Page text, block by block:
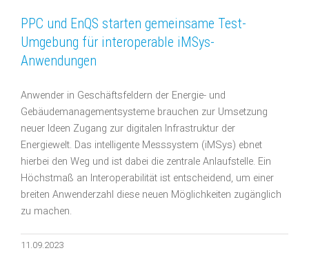
PPC und EnQS starten gemeinsame Test-
Umgebung für interoperable iMSys-
Anwendungen
Anwender in Geschäftsfeldern der Energie- und
Gebäudemanagementsysteme brauchen zur Umsetzung
neuer Ideen Zugang zur digitalen Infrastruktur der
Energiewelt. Das intelligente Messsystem (iMSys) ebnet
hierbei den Weg und ist dabei die zentrale Anlaufstelle. Ein
Höchstmaß an Interoperabilität ist entscheidend, um einer
breiten Anwenderzahl diese neuen Möglichkeiten zugänglich
zu machen.
11.09.2023